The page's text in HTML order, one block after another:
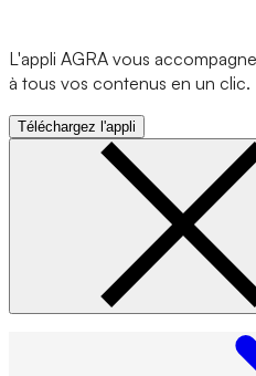
L'appli AGRA vous
à tous vos contenus en un clic.
Téléchargez l'appli